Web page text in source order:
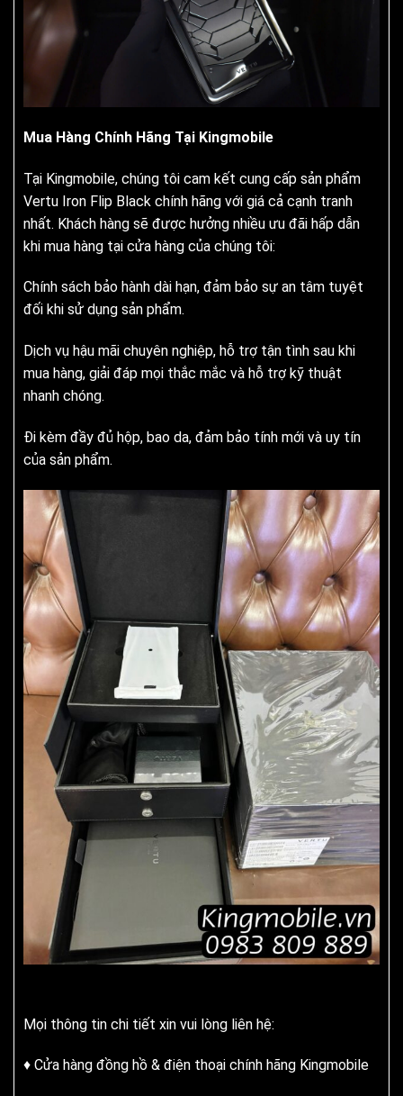
Mua Hàng Chính Hãng Tại Kingmobile
Tại Kingmobile, chúng tôi cam kết cung cấp sản phẩm
Vertu Iron Flip Black chính hãng với giá cả cạnh tranh
nhất. Khách hàng sẽ được hưởng nhiều ưu đãi hấp dẫn
khi mua hàng tại cửa hàng của chúng tôi:
Chính sách bảo hành dài hạn, đảm bảo sự an tâm tuyệt
đối khi sử dụng sản phẩm.
Dịch vụ hậu mãi chuyên nghiệp, hỗ trợ tận tình sau khi
mua hàng, giải đáp mọi thắc mắc và hỗ trợ kỹ thuật
nhanh chóng.
Đi kèm đầy đủ hộp, bao da, đảm bảo tính mới và uy tín
của sản phẩm.
Mọi thông tin chi tiết xin vui lòng liên hệ:
♦ Cửa hàng đồng hồ & điện thoại chính hãng Kingmobile